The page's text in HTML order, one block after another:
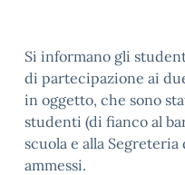
Si informano gli
di partecipazione ai
in oggetto, che sono
studenti (di fianco al
scuola e alla
ammessi.